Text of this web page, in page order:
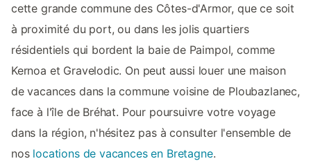
cette grande commune des Côtes-d'Armor, que ce soit
à proximité du port, ou dans les jolis quartiers
résidentiels qui bordent la baie de Paimpol, comme
Kernoa et Gravelodic. On peut aussi louer une maison
de vacances dans la commune voisine de Ploubazlanec,
face à l'île de Bréhat. Pour poursuivre votre voyage
dans la région, n'hésitez pas à consulter l'ensemble de
nos locations de vacances en Bretagne.